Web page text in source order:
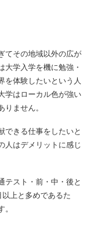
てその地域以外の広が
大学入学を機に勉強・
を体験したいという人
学はローカル色が強い
ません。
できる仕事をしたいと
人はデメリットに感じ
テスト・前・中・後と
上と多めであるた